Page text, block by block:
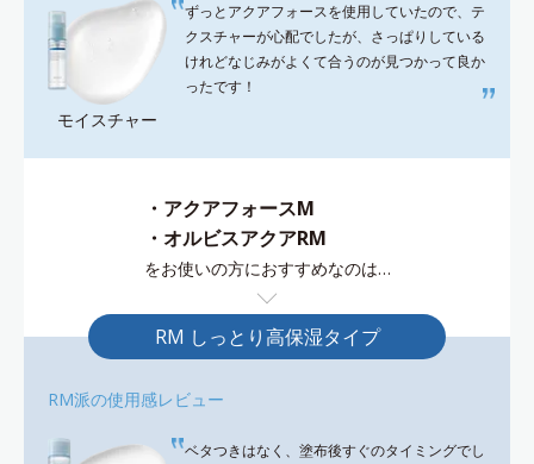
モイスチャー
ずっとアクアフォースを使用していたので、テ
クスチャーが心配でしたが、さっぱりしている
けれどなじみがよくて合うのが見つかって良か
ったです！
・アクアフォースM
・オルビスアクアRM
をお使いの方におすすめなのは…
RM しっとり高保湿タイプ
RM派の使用感レビュー
ベタつきはなく、塗布後すぐのタイミングでし